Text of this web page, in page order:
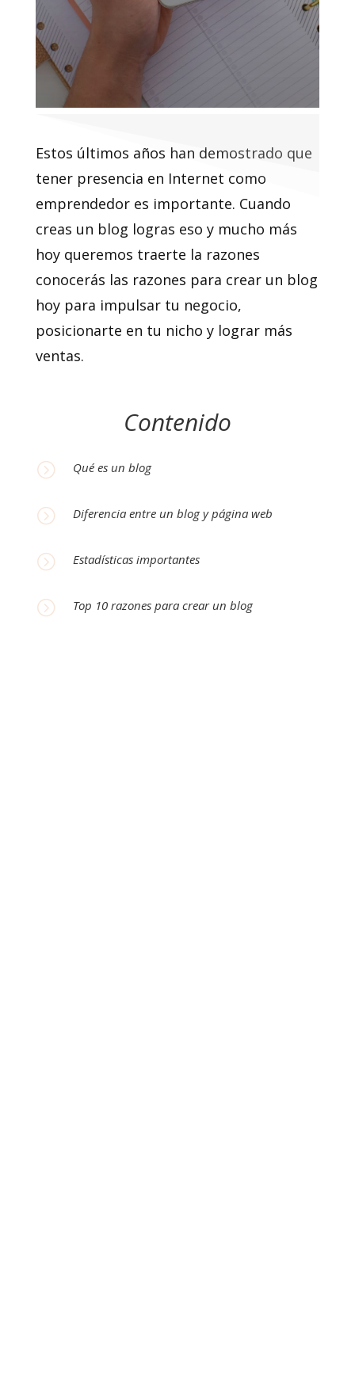
Estos últimos años han demostrado que
tener presencia en Internet como
emprendedor es importante. Cuando
creas un blog logras eso y mucho más
hoy queremos traerte la razones
conocerás las razones para crear un blog
hoy para impulsar tu negocio,
posicionarte en tu nicho y lograr más
ventas.
Contenido
= Qué es un blog
= Diferencia entre un blog y página web
= Estadísticas importantes
= Top 10 razones para crear un blog